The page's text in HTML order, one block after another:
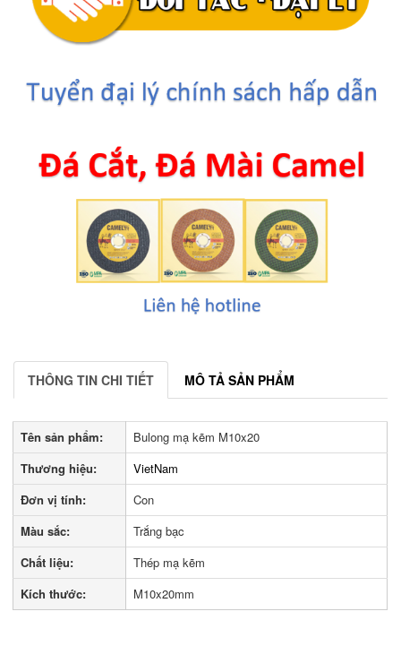
THÔNG TIN CHI TIẾT MÔ TẢ SẢN PHẨM
Tên sản phẩm:
Bulong mạ kẽm M10x20
Thương hiệu:
VietNam
Đơn vị tính:
Con
Màu sắc:
Trắng bạc
Chất liệu:
Thép mạ kẽm
Kích thước:
M10x20mm